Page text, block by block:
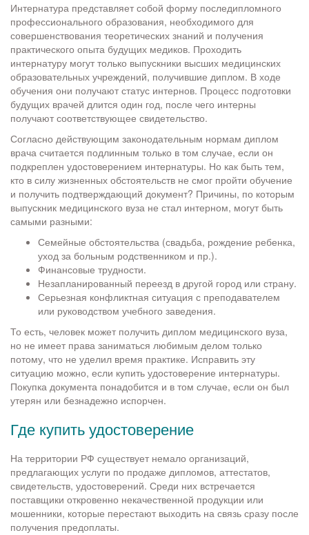
Интернатура представляет собой форму последипломного
профессионального образования, необходимого для
совершенствования теоретических знаний и получения
практического опыта будущих медиков. Проходить
интернатуру могут только выпускники высших медицинских
образовательных учреждений, получившие диплом. В ходе
обучения они получают статус интернов. Процесс подготовки
будущих врачей длится один год, после чего интерны
получают соответствующее свидетельство.
Согласно действующим законодательным нормам диплом
врача считается подлинным только в том случае, если он
подкреплен удостоверением интернатуры. Но как быть тем,
кто в силу жизненных обстоятельств не смог пройти обучение
и получить подтверждающий документ? Причины, по которым
выпускник медицинского вуза не стал интерном, могут быть
самыми разными:
Семейные обстоятельства (свадьба, рождение ребенка,
уход за больным родственником и пр.).
Финансовые трудности.
Незапланированный переезд в другой город или страну.
Серьезная конфликтная ситуация с преподавателем
или руководством учебного заведения.
То есть, человек может получить диплом медицинского вуза,
но не имеет права заниматься любимым делом только
потому, что не уделил время практике. Исправить эту
ситуацию можно, если купить удостоверение интернатуры.
Покупка документа понадобится и в том случае, если он был
утерян или безнадежно испорчен.
Где купить удостоверение
На территории РФ существует немало организаций,
предлагающих услуги по продаже дипломов, аттестатов,
свидетельств, удостоверений. Среди них встречается
поставщики откровенно некачественной продукции или
мошенники, которые перестают выходить на связь сразу после
получения предоплаты.